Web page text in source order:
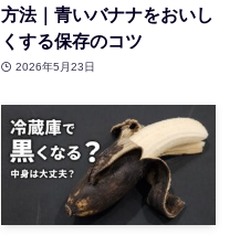
方法｜青いバナナをおいし
くする保存のコツ
2026年5月23日